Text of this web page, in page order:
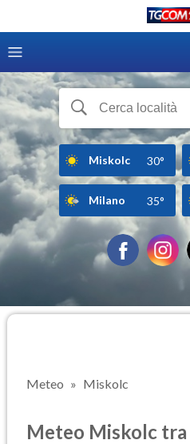
Miskolc 30°
Milano 35°
Meteo Miskolc
Meteo Miskolc tra